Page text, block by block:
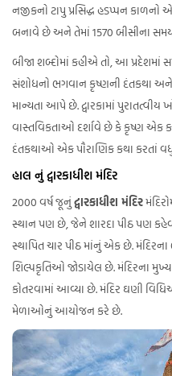
નજીકનો ટાપુ પ્રસિદ્ધ હડપ્પન કાળનો
બનાવે છે અને તેમાં 1570 બીસીના
બીજા શબ્દોમાં કહીએ તો, આ પ્રદેશમાં
સંશોધનો ભગવાન કૃષ્ણની દંતકથા અને
માન્યતા આપે છે. દ્વારકામાં
વાસ્તવિકતાઓ દર્શાવે છે કે કૃષ્ણ એક
દંતકથાઓ એક પૌરાણિક કથા કરતાં
હાલ નું દ્વારકાધીશ મંદિર
2000 વર્ષ જૂનુંદ્વારકાધીશ મંદિર
સ્થાન પણ છે, જેને શારદા પીઠ પણ
સ્થાપિત ચાર પીઠ માંનું એક છે.
શિલ્પકૃતિઓ જોડાયેલ છે. મંદિરના
કોતરવામાં આવ્યા છે. મંદિર ઘણી
મેળાઓનું આયોજન કરે છે.